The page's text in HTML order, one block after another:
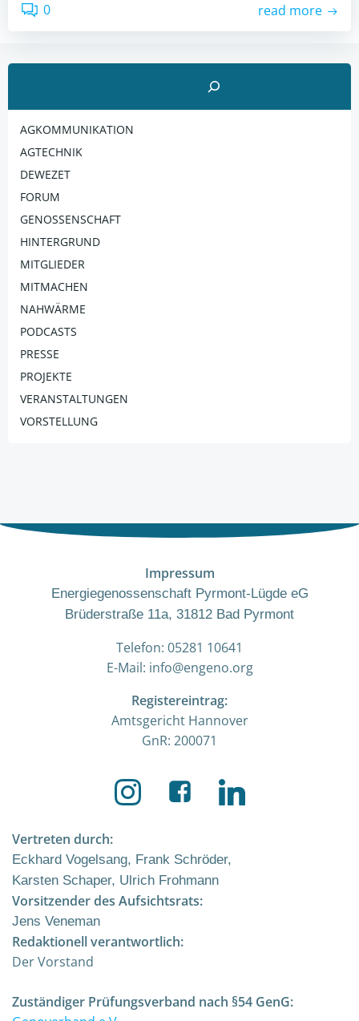
0 read more
Suchen
AGKOMMUNIKATION
AGTECHNIK
DEWEZET
FORUM
GENOSSENSCHAFT
HINTERGRUND
MITGLIEDER
MITMACHEN
NAHWÄRME
PODCASTS
PRESSE
PROJEKTE
VERANSTALTUNGEN
VORSTELLUNG
Impressum
Energiegenossenschaft Pyrmont-Lügde eG
Brüderstraße 11a, 31812 Bad Pyrmont
Telefon: 05281 10641
E-Mail: info@engeno.org
Registereintrag:
Amtsgericht Hannover
GnR: 200071
Vertreten durch:
Eckhard Vogelsang, Frank Schröder,
Karsten Schaper, Ulrich Frohmann
Vorsitzender des Aufsichtsrats:
Jens Veneman
Redaktionell verantwortlich:
Der Vorstand
Zuständiger Prüfungsverband nach §54 GenG: